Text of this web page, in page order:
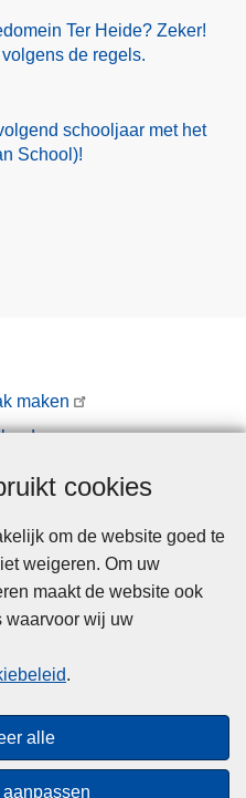
cookies
om de website goed te
weigeren. Om uw
maakt de website ook
waarvoor wij uw
.
alle
aanpassen
Ter Heide? Zeker!
de regels.
schooljaar met het
School)!
maken